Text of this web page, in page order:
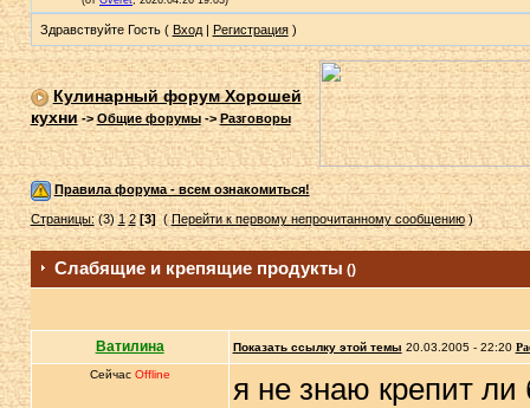
Здравствуйте Гость ( Вход| Регистрация)
Кулинарный форум Хорошей
кухни->Общие форумы-> Разговоры
Правила форума - всем ознакомиться!
Страницы:(3) 1 2 [3](Перейти к первому непрочитанному сообщению)
Слабящие и крепящие продукты ()
Ватилина Показать ссылку этой темы 20.03.2005 - 22:20
Сейчас Offline
я не знаю крепит ли